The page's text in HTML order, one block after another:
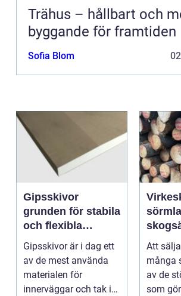
Trähus – hållbart och
byggande för framtiden
Sofia Blom
Gipsskivor
grunden för stabila
och flexibla
innerväggar
Gipsskivor är i dag ett
av de mest använda
materialen för
innerväggar och tak i
sörmland
trygg
affär
Att
många
av de
som